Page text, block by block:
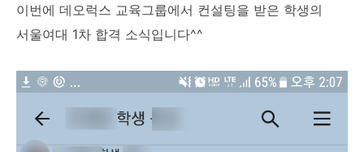
이번에 데오럭스 교육그룹에서 컨설팅을 받은 학생의
서울여대 1차 합격 소식입니다^^